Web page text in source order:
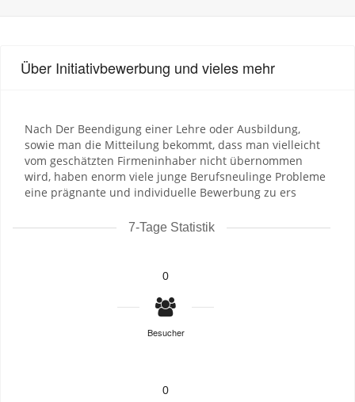
Über Initiativbewerbung und vieles mehr
Nach Der Beendigung einer Lehre oder Ausbildung,
sowie man die Mitteilung bekommt, dass man vielleicht
vom geschätzten Firmeninhaber nicht übernommen
wird, haben enorm viele junge Berufsneulinge Probleme
eine prägnante und individuelle Bewerbung zu ers
7-Tage Statistik
0
Besucher
0